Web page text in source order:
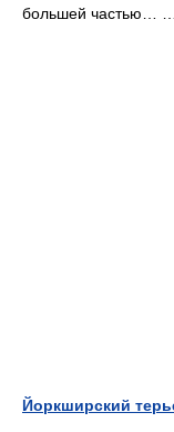
большей частью…
Йоркширский